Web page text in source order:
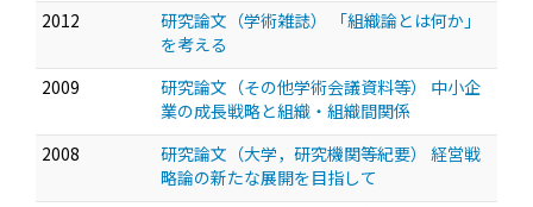
2012
研究論文（学術雑誌） 「組織論とは何か」
を考える
2009
研究論文（その他学術会議資料等） 中小企
業の成長戦略と組織・組織間関係
2008
研究論文（大学，研究機関等紀要） 経営戦
略論の新たな展開を目指して